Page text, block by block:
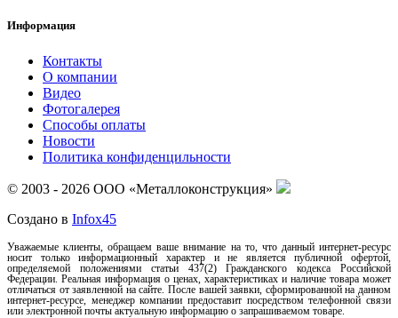
Информация
Контакты
О компании
Видео
Фотогалерея
Способы оплаты
Новости
Политика конфиденцильности
© 2003 - 2026 ООО «Металлоконструкция»
Создано в Infox45
Уважаемые клиенты, обращаем ваше внимание на то, что данный интернет-ресурс
носит только информационный характер и не является публичной офертой,
определяемой положениями статьи 437(2) Гражданского кодекса Российской
Федерации. Реальная информация о ценах, характеристиках и наличие товара может
отличаться от заявленной на сайте. После вашей заявки, сформированной на данном
интернет-ресурсе, менеджер компании предоставит посредством телефонной связи
или электронной почты актуальную информацию о запрашиваемом товаре.